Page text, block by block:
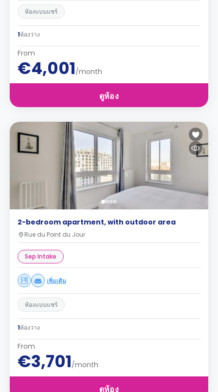
ห้องแบบแชร์
1ห้องว่าง
From
€4,001/month
ดูห้อง
2-bedroom apartment, with outdoor area
Rue du Point du Jour
Sep Intake
เพิ่มเติม
ห้องแบบแชร์
1ห้องว่าง
From
€3,701/month
ดูห้อง